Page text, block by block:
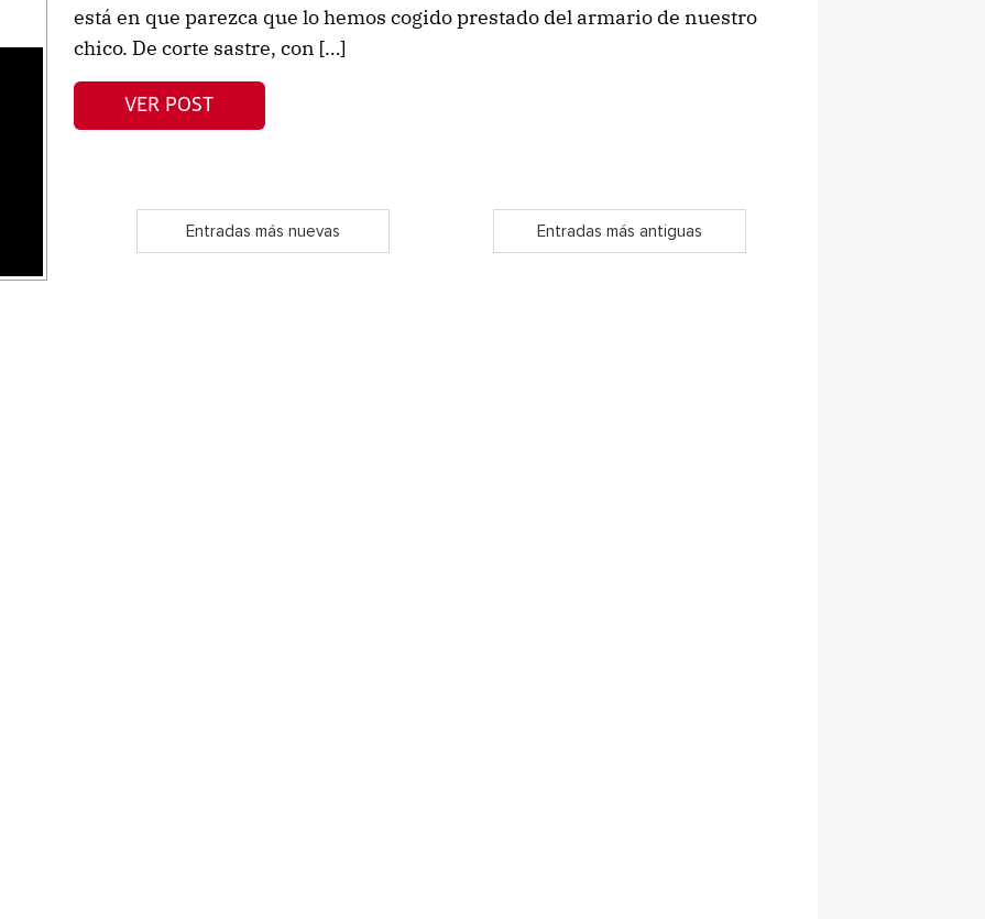
está en que parezca que lo hemos cogido prestado del armario de nuestro
chico. De corte sastre, con […]
VER POST
Entradas más nuevas Entradas más antiguas